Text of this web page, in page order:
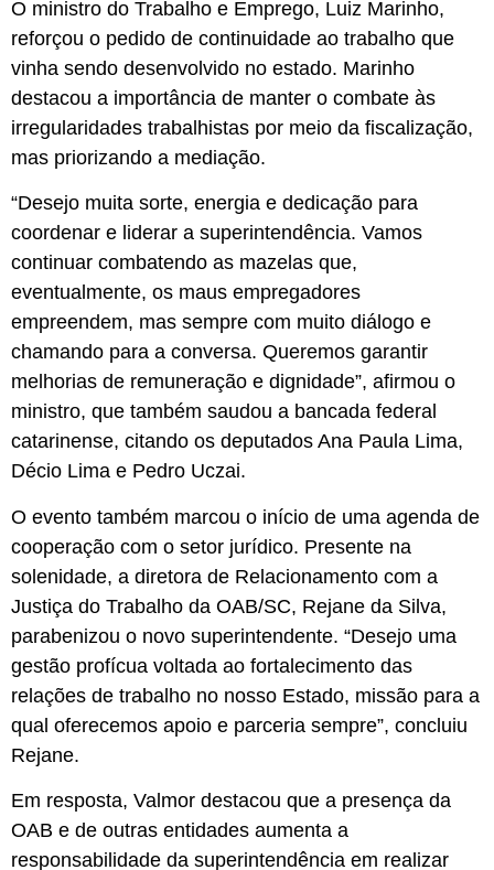
O ministro do Trabalho e Emprego, Luiz Marinho,
reforçou o pedido de continuidade ao trabalho que
vinha sendo desenvolvido no estado. Marinho
destacou a importância de manter o combate às
irregularidades trabalhistas por meio da fiscalização,
mas priorizando a mediação.
“Desejo muita sorte, energia e dedicação para
coordenar e liderar a superintendência. Vamos
continuar combatendo as mazelas que,
eventualmente, os maus empregadores
empreendem, mas sempre com muito diálogo e
chamando para a conversa. Queremos garantir
melhorias de remuneração e dignidade”, afirmou o
ministro, que também saudou a bancada federal
catarinense, citando os deputados Ana Paula Lima,
Décio Lima e Pedro Uczai.
O evento também marcou o início de uma agenda de
cooperação com o setor jurídico. Presente na
solenidade, a diretora de Relacionamento com a
Justiça do Trabalho da OAB/SC, Rejane da Silva,
parabenizou o novo superintendente. “Desejo uma
gestão profícua voltada ao fortalecimento das
relações de trabalho no nosso Estado, missão para a
qual oferecemos apoio e parceria sempre”, concluiu
Rejane.
Em resposta, Valmor destacou que a presença da
OAB e de outras entidades aumenta a
responsabilidade da superintendência em realizar